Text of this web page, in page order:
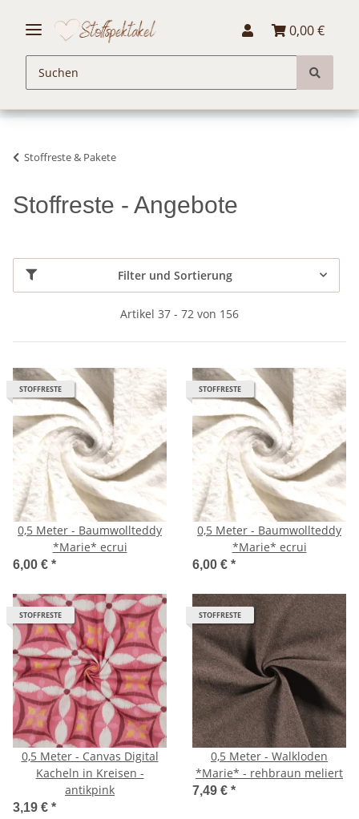
0,00 €
Stoffreste & Pakete
Stoffreste - Angebote
Filter und Sortierung
Artikel 37 - 72 von 156
STOFFRESTE
0,5 Meter - Baumwollteddy
*Marie* ecrui
6,00 € *
STOFFRESTE
0,5 Meter - Baumwollteddy
*Marie* ecrui
6,00 € *
STOFFRESTE
0,5 Meter - Canvas Digital
Kacheln in Kreisen -
antikpink
3,19 € *
STOFFRESTE
0,5 Meter - Walkloden
*Marie* - rehbraun meliert
7,49 € *